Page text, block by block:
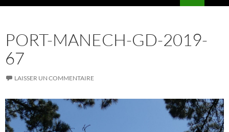
PORT-MANECH-GD-2019-
67
LAISSER UN COMMENTAIRE